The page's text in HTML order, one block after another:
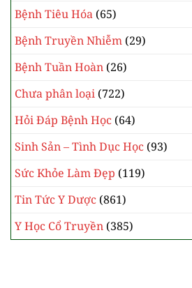
Bệnh Tiêu Hóa (65)
Bệnh Truyền Nhiễm (29)
Bệnh Tuần Hoàn (26)
Chưa phân loại (722)
Hỏi Đáp Bệnh Học (64)
Sinh Sản – Tình Dục Học (93)
Sức Khỏe Làm Đẹp (119)
Tin Tức Y Dược (861)
Y Học Cổ Truyền (385)